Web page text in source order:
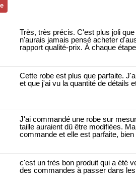
Très, très précis. C'est plus joli
n'aurais jamais pensé acheter
rapport qualité-prix. À chaque
Cette robe est plus que parfaite.
et que j'ai vu la quantité de détails
J'ai commandé une robe sur
taille auraient dû être modifiées.
commande et elle est parfaite,
c'est un très bon produit qui a été
des commandes à passer dans